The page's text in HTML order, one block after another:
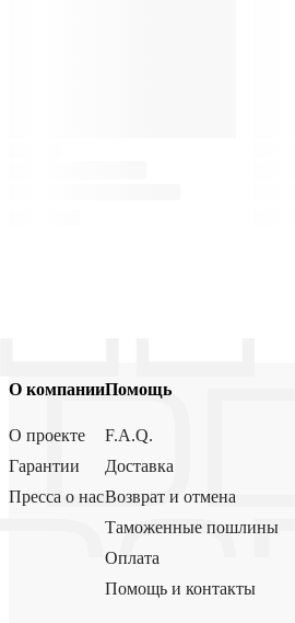
О компании
О проекте
Гарантии
Пресса о нас
Помощь
F.A.Q.
Доставка
Возврат и отмена
Таможенные пошлины
Оплата
Помощь и контакты